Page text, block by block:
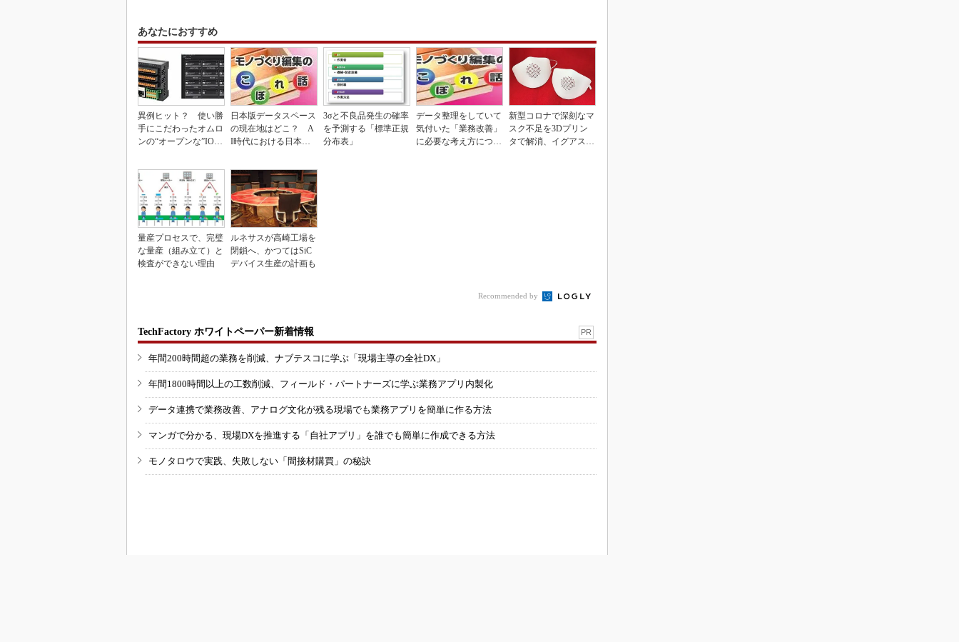
あなたにおすすめ
異例ヒット？ 使い勝
手にこだわったオムロ
ンの“オープンな”IO-L
日本版データスペース
の現在地はどこ？ A
I時代における日本の
3σと不良品発生の確率
を予測する「標準正規
分布表」
データ整理をしていて
気付いた「業務改善」
に必要な考え方につい
新型コロナで深刻なマ
スク不足を3Dプリン
タで解消、イグアスが
量産プロセスで、完璧
な量産（組み立て）と
検査ができない理由
ルネサスが高崎工場を
閉鎖へ、かつてはSiC
デバイス生産の計画も
Recommended by
TechFactory ホワイトペーパー新着情報 PR
年間200時間超の業務を削減、ナブテスコに学ぶ「現場主導の全社DX」
年間1800時間以上の工数削減、フィールド・パートナーズに学ぶ業務アプリ内製化
データ連携で業務改善、アナログ文化が残る現場でも業務アプリを簡単に作る方法
マンガで分かる、現場DXを推進する「自社アプリ」を誰でも簡単に作成できる方法
モノタロウで実践、失敗しない「間接材購買」の秘訣